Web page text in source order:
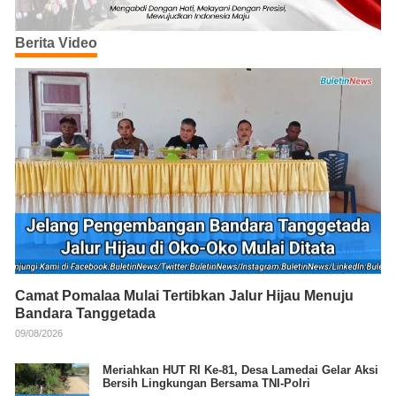
Berita Video
Camat Pomalaa Mulai Tertibkan Jalur Hijau Menuju
Bandara Tanggetada
09/08/2026
Meriahkan HUT RI Ke-81, Desa Lamedai Gelar Aksi
Bersih Lingkungan Bersama TNI-Polri